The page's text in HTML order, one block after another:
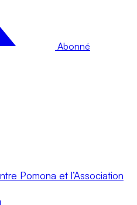
Abonné
Pomona et l’Association